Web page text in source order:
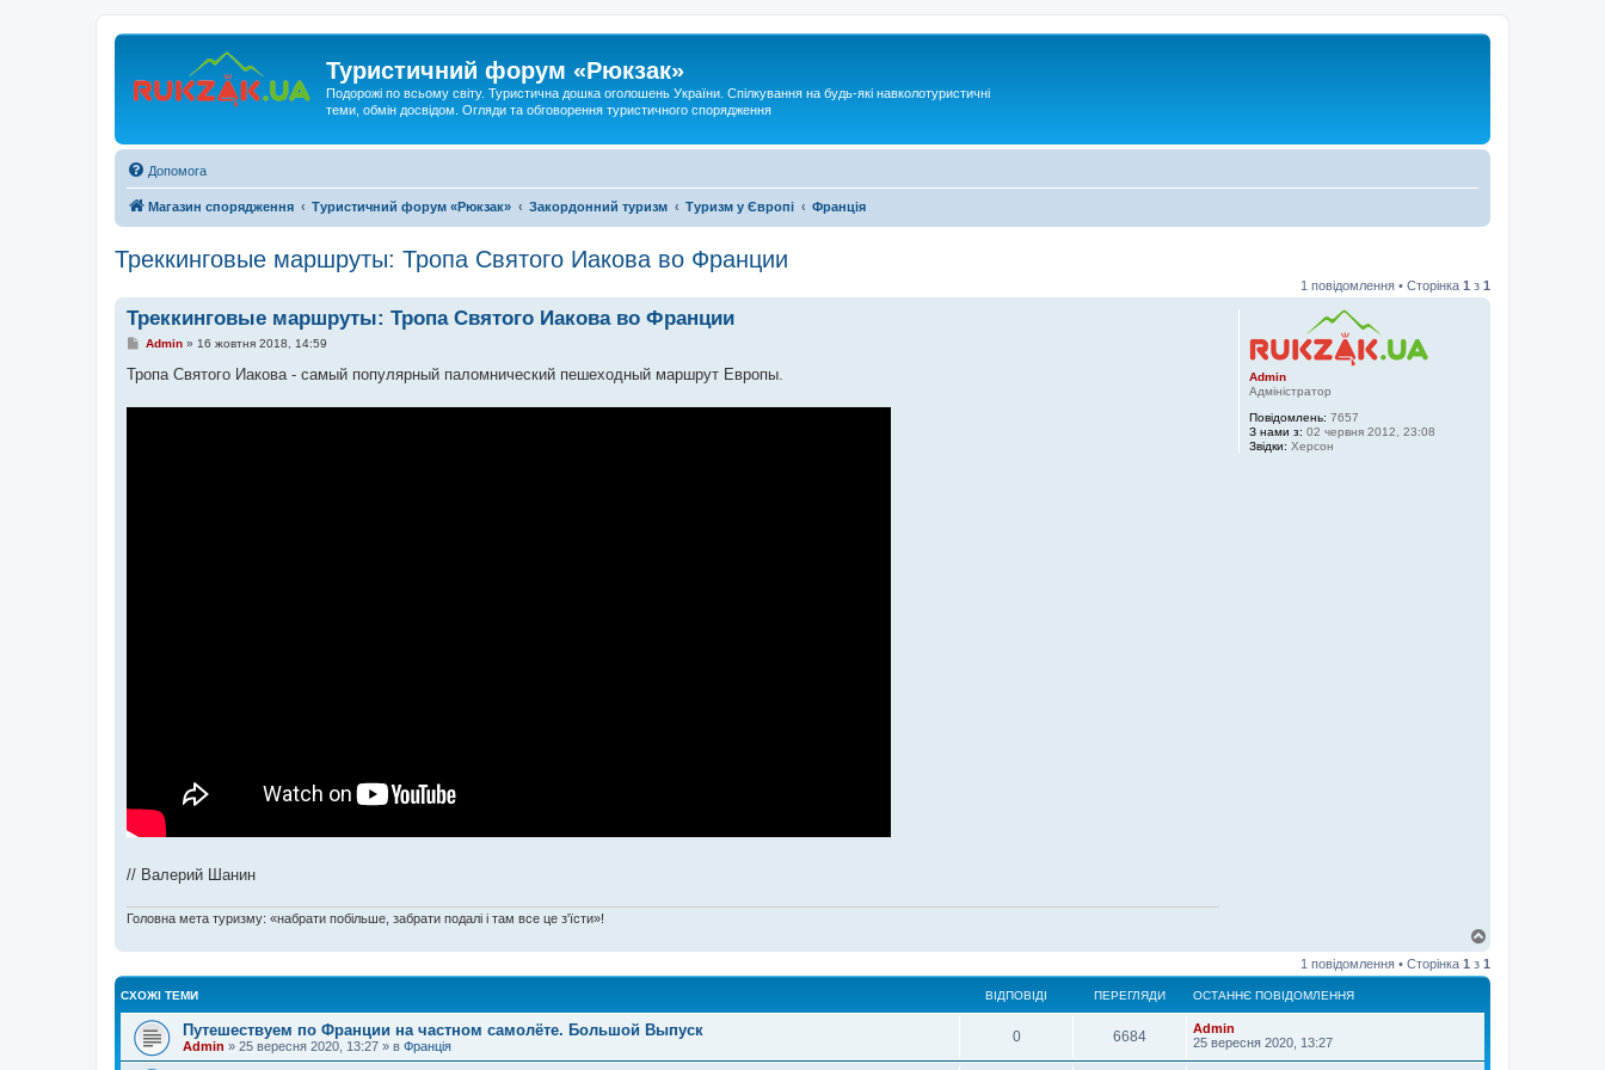
Туристичний форум «Рюкзак»
Подорожі по всьому світу. Туристична дошка оголошень України. Спілкування на будь-які навколотуристичні
теми, обмін досвідом. Огляди та обговорення туристичного спорядження
Допомога
Магазин спорядження Туристичний форум «Рюкзак» Закордонний туризм Туризм у Європі Франція
Треккинговые маршруты: Тропа Святого Иакова во Франции
1 повідомлення • Сторінка 1 з 1
Admin
Адміністратор
Повідомлень: 7657
З нами з: 02 червня 2012, 23:08
Звідки: Херсон
Треккинговые маршруты: Тропа Святого Иакова во Франции
П
в
Admin» 16 жовтня 2018, 14:59
Тропа Святого Иакова - самый популярный паломнический пешеходный маршрут Европы.
// Валерий Шанин
Головна мета туризму: «набрати побільше, забрати подалі і там все це з'їсти»!
г
о
1 повідомлення • Сторінка 1 з 1
СХОЖІ ТЕМИ ВІДПОВІДІ ПЕРЕГЛЯДИ ОСТАННЄ ПОВІДОМЛЕННЯ
Путешествуем по Франции на частном самолёте. Большой Выпуск
Admin » 25 вересня 2020, 13:27 » в Франція
0 6684
Admin
25 вересня 2020, 13:27